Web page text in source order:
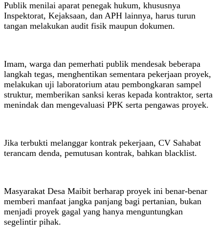
Publik menilai aparat penegak hukum, khususnya
Inspektorat, Kejaksaan, dan APH lainnya, harus turun
tangan melakukan audit fisik maupun dokumen.
Imam, warga dan pemerhati publik mendesak beberapa
langkah tegas, menghentikan sementara pekerjaan proyek,
melakukan uji laboratorium atau pembongkaran sampel
struktur, memberikan sanksi keras kepada kontraktor, serta
menindak dan mengevaluasi PPK serta pengawas proyek.
Jika terbukti melanggar kontrak pekerjaan, CV Sahabat
terancam denda, pemutusan kontrak, bahkan blacklist.
Masyarakat Desa Maibit berharap proyek ini benar-benar
memberi manfaat jangka panjang bagi pertanian, bukan
menjadi proyek gagal yang hanya menguntungkan
segelintir pihak.